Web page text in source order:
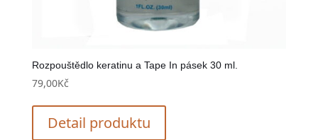
Rozpouštědlo keratinu a Tape In pásek 30 ml.
79,00Kč
Detail produktu